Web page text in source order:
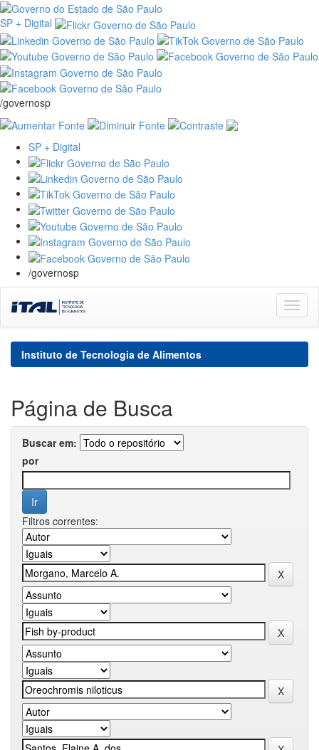
SP + Digital
/governosp
SP + Digital
/governosp
navigation
Instituto de Tecnologia de Alimentos
Página de Busca
Buscar em:
por
Filtros correntes: